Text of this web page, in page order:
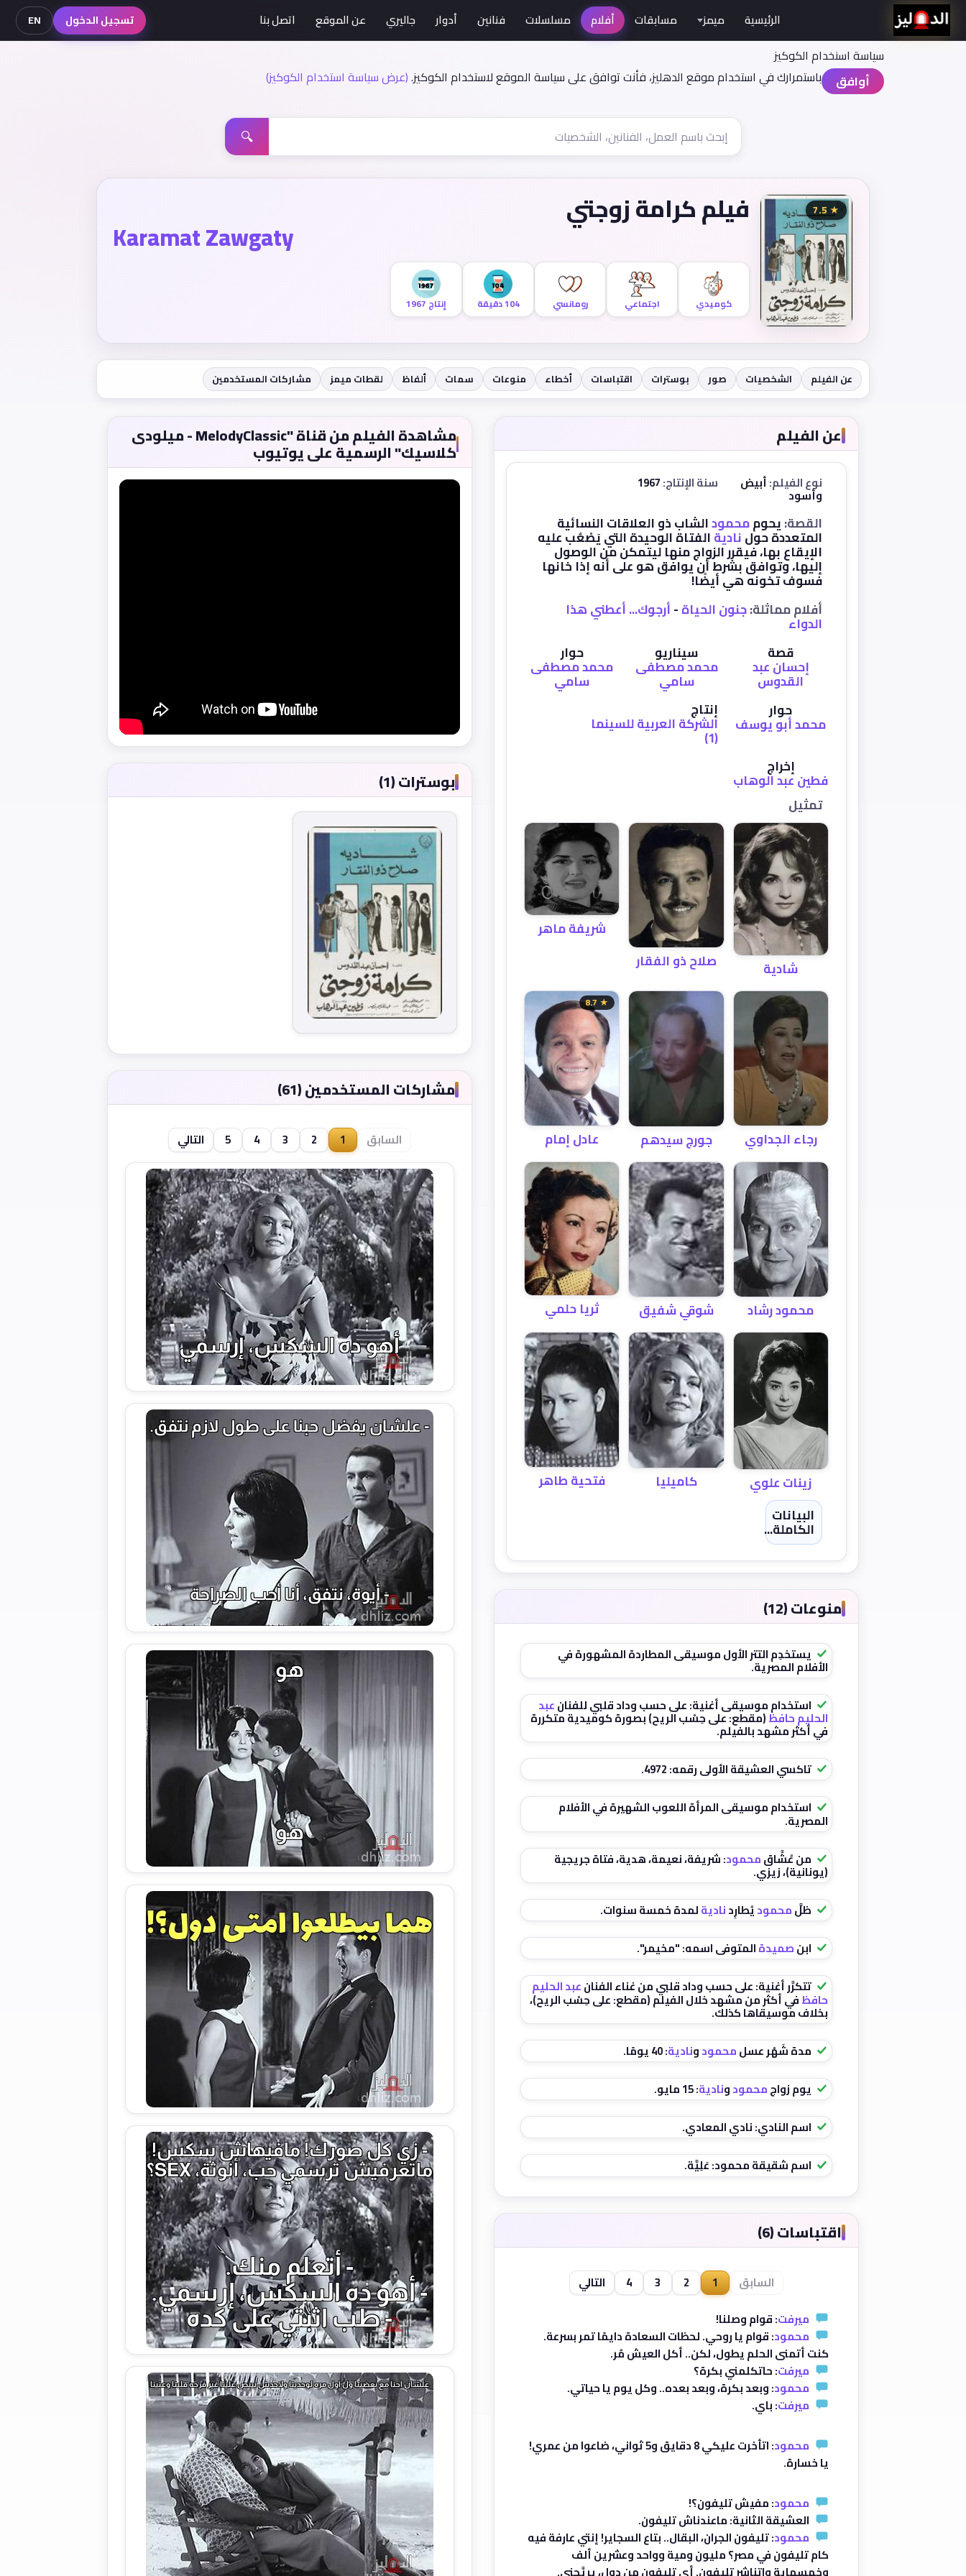
سياسة اسنخدام الكوكيز
أوافق
باستمرارك في استخدام موقع الدهليز، فأنت توافق على سياسة الموقع لاستخدام الكوكيز.(عرض سياسة استخدام الكوكيز)
الرئيسية ميمز مسابقات أفلام مسلسلات فنانين أدوار جاليري عن الموقع اتصل بنا تسجيل الدخول EN
🔍
★ 7.5 فيلم كرامة زوجتي
Karamat Zawgaty
كوميدي اجتماعي رومانسي 104 دقيقة إنتاج 1967
عن الفيلم الشخصيات صور بوسترات اقتباسات أخطاء منوعات سمات ألفاظ لقطات ميمز مشاركات المستخدمين
عن الفيلم
نوع الفيلم:أبيض
وأسود
سنة الإنتاج:
القصة:يحوممحمودالشاب ذو العلاقات النسائية
المتعددة حولناديةالفتاة الوحيدة التي يَصْعُب عليه
الإيقاع بها، فيقرر الزواج منها ليتمكن من الوصول
إليها، وتوافق بشرط أن يوافق هو على أنه إذا خانها
فسوف تخونه هي أيضًا!
أفلام مماثلة:جنون الحياة-أرجوك... أعطني هذا
الدواء
قصة
إحسان عبد
القدوس
سيناريو
محمد مصطفى
سامي
حوار
محمد مصطفى
سامي
حوار
محمد أبو يوسف
إنتاج
الشركة العربية للسينما
(1)
إخراج
فطين عبد الوهاب
تمثيل
شادية صلاح ذو الفقار
شريفة ماهر
رجاء الجداوي جورج سيدهم
★ 8.7
عادل إمام
محمود رشاد شوقي شفيق ثريا حلمي
زينات علوي كاميليا
فتحية طاهر
البيانات
الكاملة...
منوعات (12)
يستخدِم التتر الأول موسيقى المطاردة المشهورة في
الأفلام المصرية.
استخدام موسيقى أغنية: على حسب وداد قلبي للفنانعبد
الحليم حافظ(مقطع: على حِسْب الريح) بصورة كوميدية متكررة
في أكثر مشهد بالفيلم.
تاكسي العشيقة الأولى رقمه: 4972.
استخدام موسيقى المرأة اللعوب الشهيرة في الأفلام
المصرية.
من عُشَّاقمحمود: شريفة، نعيمة، هدية، فتاة جريجية
(يونانية)، زيزي.
ظلَّمحموديُطارِدناديةلمدة خمسة سنوات.
ابنصميدةالمتوفى اسمه: "مخيمر".
تتكرَّر أغنية: على حسب وداد قلبي من غناء الفنانعبد الحليم
حافظفي أكثر من مشهد خلال الفيلم (مقطع: على حِسْب الريح)،
بخلاف موسيقاها كذلك.
مدة شَهْر عسلمحمودونادية: 40 يومًا.
يوم زواجمحمودونادية: 15 مايو.
اسم النادي: نادي المعادي.
اسم شقيقة محمود: عَلِيَّة.
اقتباسات (6)
السابق 1
2
3
4
التالي
ميرفت: قوام وصلنا!
محمود: قوام يا روحي. لحظات السعادة دايمًا تمر بسرعة.
كنت أتمنى الحلم يطول، لكن.. أكل العيش مُر.
ميرفت: حاتكلمني بكرة؟
محمود: وبعد بكرة، وبعد بعده.. وكل يوم يا حياتي.
ميرفت: باي.
محمود
: اتأخرت عليكي 8 دقايق و5 ثواني، ضاعوا من عمري!
يا خسارة.
محمود: مفيش تليفون؟!
العشيقة الثانية: ماعندناش تليفون.
محمود: تليفون الجران، البقال.. بتاع السجاير! إنتي عارفة فيه
كام تليفون في مصر؟ مليون ومية وواحد وعشرين ألف
وخمسماية واتناشر تليفون. أي تليفون من دول، يريَّحني.
مشاهدة الفيلم من قناة "MelodyClassic - ميلودى
كلاسيك" الرسمية على يوتيوب
بوسترات (1)
مشاركات المستخدمين (61)
السابق 1
2
3
4
5 التالي